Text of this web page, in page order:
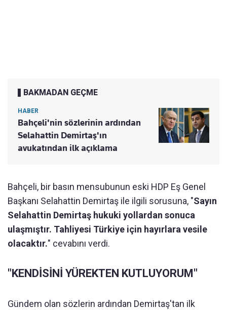
BAKMADAN GEÇME
HABER
Bahçeli'nin sözlerinin ardından
Selahattin Demirtaş'ın
avukatından ilk açıklama
Bahçeli, bir basın mensubunun eski HDP Eş Genel
Başkanı Selahattin Demirtaş ile ilgili sorusuna, "Sayın
Selahattin Demirtaş hukuki yollardan sonuca
ulaşmıştır. Tahliyesi Türkiye için hayırlara vesile
olacaktır." cevabını verdi.
"KENDİSİNİ YÜREKTEN KUTLUYORUM"
Gündem olan sözlerin ardından Demirtaş'tan ilk